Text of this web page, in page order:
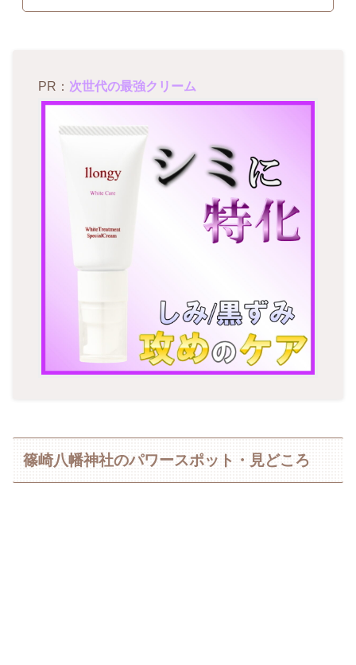
PR： 次世代の最強クリーム
篠崎八幡神社のパワースポット・見どころ